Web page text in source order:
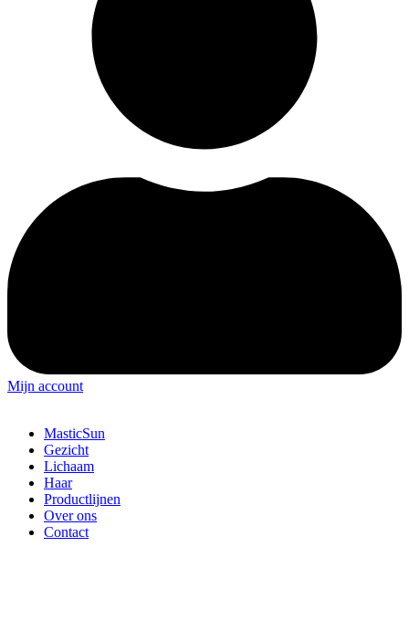
Mijn account
MasticSun
Gezicht
Lichaam
Haar
Productlijnen
Over ons
Contact